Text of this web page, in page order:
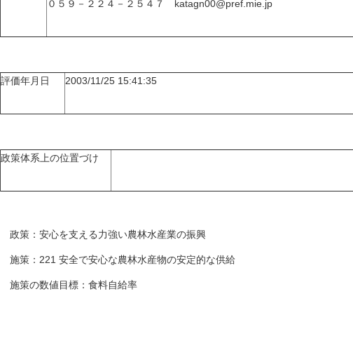
０５９－２２４－２５４７ katagn00@pref.mie.jp
評価年月日 2003/11/25 15:41:35
政策体系上の位置づけ
政策：安心を支える力強い農林水産業の振興
施策：221 安全で安心な農林水産物の安定的な供給
施策の数値目標：食料自給率